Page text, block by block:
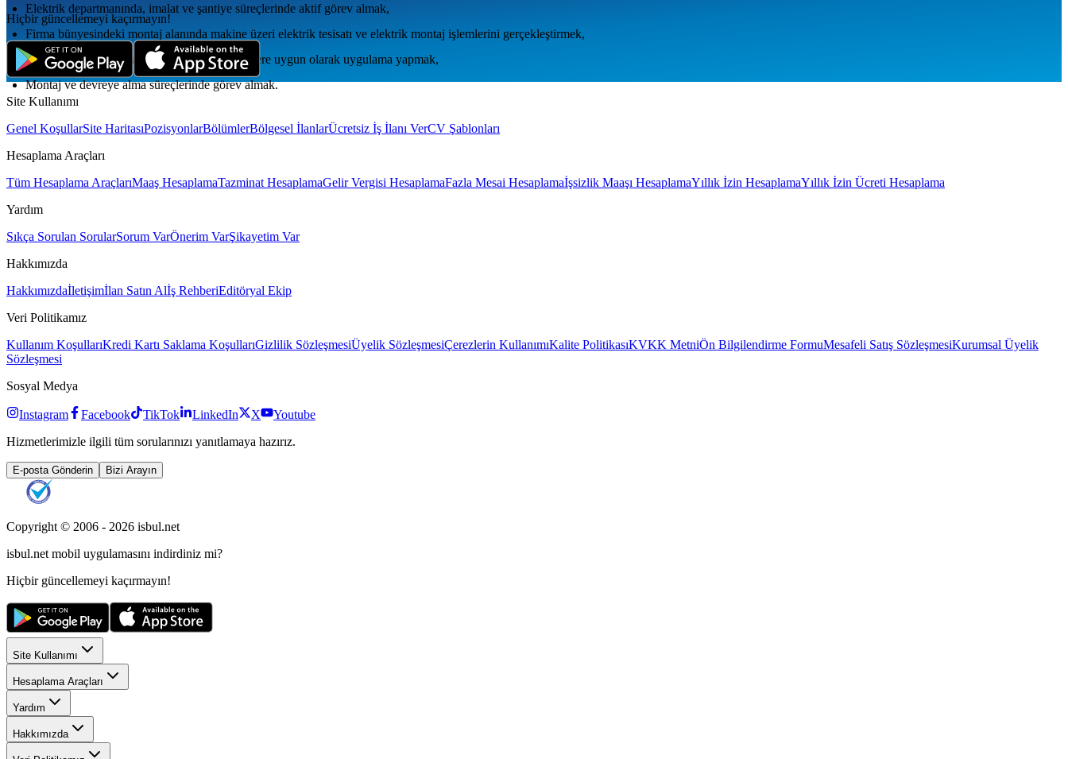
Elektrik departmanında, imalat ve şantiye süreçlerinde aktif görev almak,
Firma bünyesindeki montaj alanında makine üzeri elektrik tesisatı ve elektrik montaj işlemlerini gerçekleştirmek,
Teknik departman tarafından hazırlanan projelere uygun olarak uygulama yapmak,
Montaj ve devreye alma süreçlerinde görev almak.
Hiçbir güncellemeyi kaçırmayın!
Site Kullanımı
Genel KoşullarSite HaritasıPozisyonlarBölümlerBölgesel İlanlarÜcretsiz İş İlanı VerCV Şablonları
Hesaplama Araçları
Tüm Hesaplama AraçlarıMaaş HesaplamaTazminat HesaplamaGelir Vergisi HesaplamaFazla Mesai Hesaplamaİşsizlik Maaşı HesaplamaYıllık İzin HesaplamaYıllık İzin Ücreti Hesaplama
Yardım
Sıkça Sorulan SorularSorum VarÖnerim VarŞikayetim Var
Hakkımızda
Hakkımızdaİletişimİlan Satın Alİş RehberiEditöryal Ekip
Veri Politikamız
Kullanım KoşullarıKredi Kartı Saklama KoşullarıGizlilik SözleşmesiÜyelik SözleşmesiÇerezlerin KullanımıKalite PolitikasıKVKK MetniÖn Bilgilendirme FormuMesafeli Satış SözleşmesiKurumsal Üyelik
Sözleşmesi
Sosyal Medya
Instagram Facebook TikTok LinkedIn X
Youtube
Hizmetlerimizle ilgili tüm sorularınızı yanıtlamaya hazırız.
E-posta Gönderin Bizi Arayın
Copyright © 2006 - 2026 isbul.net
isbul.net mobil uygulamasını indirdiniz mi?
Hiçbir güncellemeyi kaçırmayın!
Site Kullanımı
Hesaplama Araçları
Yardım
Hakkımızda